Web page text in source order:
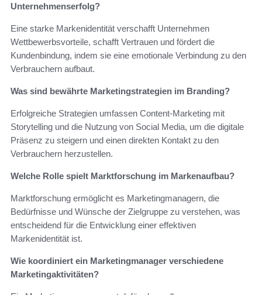
Unternehmenserfolg?
Eine starke Markenidentität verschafft Unternehmen
Wettbewerbsvorteile, schafft Vertrauen und fördert die
Kundenbindung, indem sie eine emotionale Verbindung zu den
Verbrauchern aufbaut.
Was sind bewährte Marketingstrategien im Branding?
Erfolgreiche Strategien umfassen Content-Marketing mit
Storytelling und die Nutzung von Social Media, um die digitale
Präsenz zu steigern und einen direkten Kontakt zu den
Verbrauchern herzustellen.
Welche Rolle spielt Marktforschung im Markenaufbau?
Marktforschung ermöglicht es Marketingmanagern, die
Bedürfnisse und Wünsche der Zielgruppe zu verstehen, was
entscheidend für die Entwicklung einer effektiven
Markenidentität ist.
Wie koordiniert ein Marketingmanager verschiedene
Marketingaktivitäten?